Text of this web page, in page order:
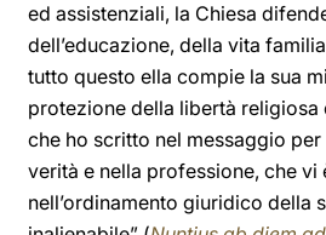
ed assistenziali, la Chiesa
dell’educazione, della vita
tutto questo ella compie la sua
protezione della libertà
che ho scritto nel messaggio
verità e nella professione, che
nell’ordinamento giuridico della